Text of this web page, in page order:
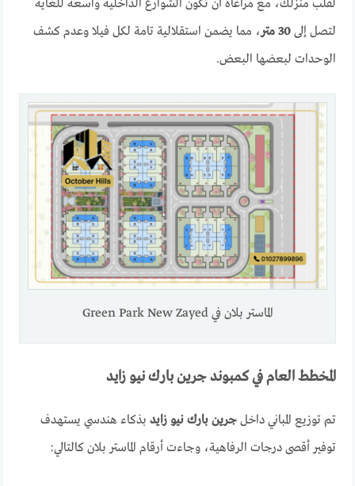
لقلب منزلك، مع مراعاة أن تكون الشوارع الداخلية واسعة للغاية
لتصل إلى30 متر
، مما يضمن استقلالية تامة لكل فيلا وعدم كشف
الوحدات لبعضها البعض.
الماستر بلان في Green Park New Zayed
المخطط العام في كمبوند جرين بارك نيو زايد
تم توزيع المباني داخلجرين بارك نيو زايد بذكاء هندسي يستهدف
توفير أقصى درجات الرفاهية، وجاءت أرقام الماستر بلان كالتالي: